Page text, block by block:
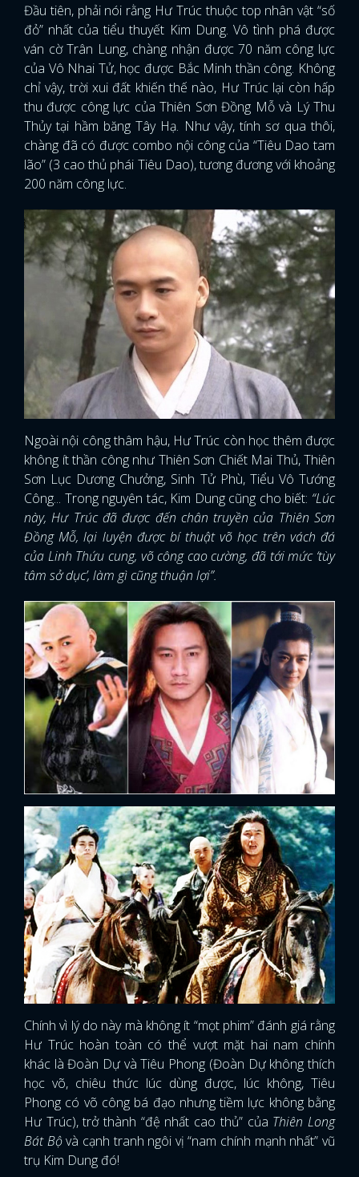
Đầu tiên, phải nói rằng Hư Trúc thuộc top nhân vật “số
đỏ” nhất của tiểu thuyết Kim Dung. Vô tình phá được
ván cờ Trân Lung, chàng nhận được 70 năm công lực
của Vô Nhai Tử, học được Bắc Minh thần công. Không
chỉ vậy, trời xui đất khiến thế nào, Hư Trúc lại còn hấp
thu được công lực của Thiên Sơn Đồng Mỗ và Lý Thu
Thủy tại hầm băng Tây Hạ. Như vậy, tính sơ qua thôi,
chàng đã có được combo nội công của “Tiêu Dao tam
lão” (3 cao thủ phái Tiêu Dao), tương đương với khoảng
200 năm công lực.
Ngoài nội công thâm hậu, Hư Trúc còn học thêm được
không ít thần công như Thiên Sơn Chiết Mai Thủ, Thiên
Sơn Lục Dương Chưởng, Sinh Tử Phù, Tiểu Vô Tướng
Công... Trong nguyên tác, Kim Dung cũng cho biết: “Lúc
này, Hư Trúc đã được đến chân truyền của Thiên Sơn
Đồng Mỗ, lại luyện được bí thuật võ học trên vách đá
của Linh Thứu cung, võ công cao cường, đã tới mức ‘tùy
tâm sở dục’, làm gì cũng thuận lợi”.
Chính vì lý do này mà không ít “mọt phim” đánh giá rằng
Hư Trúc hoàn toàn có thể vượt mặt hai nam chính
khác là Đoàn Dự và Tiêu Phong (Đoàn Dự không thích
học võ, chiêu thức lúc dùng được, lúc không, Tiêu
Phong có võ công bá đạo nhưng tiềm lực không bằng
Hư Trúc), trở thành “đệ nhất cao thủ” của Thiên Long
Bát Bộvà cạnh tranh ngôi vị “nam chính mạnh nhất” vũ
trụ Kim Dung đó!